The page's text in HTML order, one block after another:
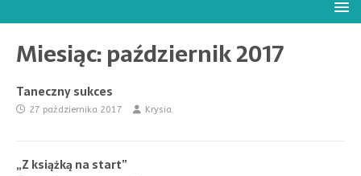
Miesiąc:październik 2017
Taneczny sukces
27 października 2017 Krysia
„Z książką na start”